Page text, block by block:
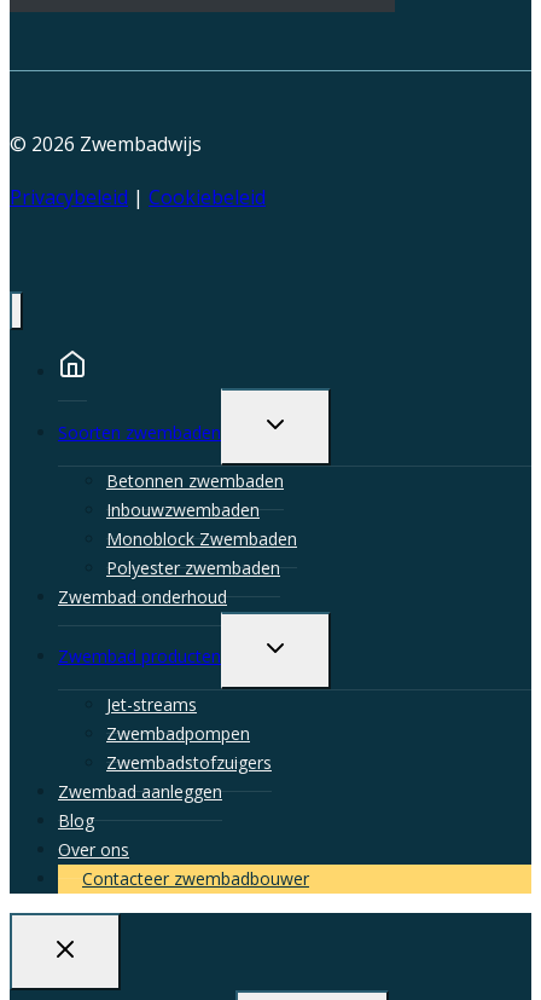
© 2026 Zwembadwijs
Privacybeleid | Cookiebeleid
Soorten zwembaden
Toggle
menu
Betonnen zwembaden
Inbouwzwembaden
Monoblock Zwembaden
Polyester zwembaden
Zwembad onderhoud
Zwembad producten
Toggle
menu
Jet-streams
Zwembadpompen
Zwembadstofzuigers
Zwembad aanleggen
Blog
Over ons
Contacteer zwembadbouwer